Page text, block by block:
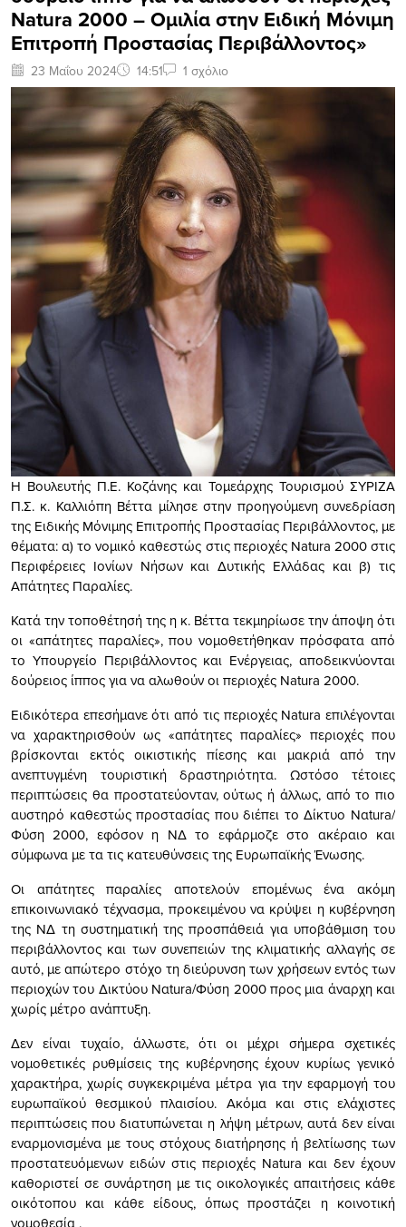
Natura 2000 – Ομιλία στην Ειδική Μόνιμη
Επιτροπή Προστασίας Περιβάλλοντος»
23 Μαΐου 2024 14:51 1 σχόλιο
Η Βουλευτής Π.Ε. Κοζάνης και Τομεάρχης Τουρισμού ΣΥΡΙΖΑ
Π.Σ. κ. Καλλιόπη Βέττα μίλησε στην προηγούμενη συνεδρίαση
της Ειδικής Μόνιμης Επιτροπής Προστασίας Περιβάλλοντος, με
θέματα: α) το νομικό καθεστώς στις περιοχές Νatura 2000 στις
Περιφέρειες Ιονίων Νήσων και Δυτικής Ελλάδας και β) τις
Απάτητες Παραλίες.
Κατά την τοποθέτησή της η κ. Βέττα τεκμηρίωσε την άποψη ότι
οι «απάτητες παραλίες», που νομοθετήθηκαν πρόσφατα από
το Υπουργείο Περιβάλλοντος και Ενέργειας, αποδεικνύονται
δούρειος ίππος για να αλωθούν οι περιοχές Natura 2000.
Ειδικότερα επεσήμανε ότι από τις περιοχές Natura επιλέγονται
να χαρακτηρισθούν ως «απάτητες παραλίες» περιοχές που
βρίσκονται εκτός οικιστικής πίεσης και μακριά από την
ανεπτυγμένη τουριστική δραστηριότητα. Ωστόσο τέτοιες
περιπτώσεις θα προστατεύονταν, ούτως ή άλλως, από το πιο
αυστηρό καθεστώς προστασίας που διέπει το Δίκτυο Ναtura/
Φύση 2000, εφόσον η ΝΔ το εφάρμοζε στο ακέραιο και
σύμφωνα με τα τις κατευθύνσεις της Ευρωπαϊκής Ένωσης.
Οι απάτητες παραλίες αποτελούν επομένως ένα ακόμη
επικοινωνιακό τέχνασμα, προκειμένου να κρύψει η κυβέρνηση
της ΝΔ τη συστηματική της προσπάθειά για υποβάθμιση του
περιβάλλοντος και των συνεπειών της κλιματικής αλλαγής σε
αυτό, με απώτερο στόχο τη διεύρυνση των χρήσεων εντός των
περιοχών του Δικτύου Ναtura/Φύση 2000 προς μια άναρχη και
χωρίς μέτρο ανάπτυξη.
Δεν είναι τυχαίο, άλλωστε, ότι οι μέχρι σήμερα σχετικές
νομοθετικές ρυθμίσεις της κυβέρνησης έχουν κυρίως γενικό
χαρακτήρα, χωρίς συγκεκριμένα μέτρα για την εφαρμογή του
ευρωπαϊκού θεσμικού πλαισίου. Ακόμα και στις ελάχιστες
περιπτώσεις που διατυπώνεται η λήψη μέτρων, αυτά δεν είναι
εναρμονισμένα με τους στόχους διατήρησης ή βελτίωσης των
προστατευόμενων ειδών στις περιοχές Natura και δεν έχουν
καθοριστεί σε συνάρτηση με τις οικολογικές απαιτήσεις κάθε
οικότοπου και κάθε είδους, όπως προστάζει η κοινοτική
νομοθεσία .